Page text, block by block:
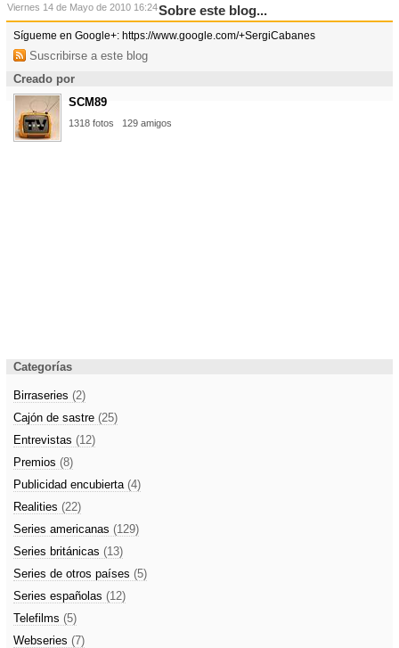
Viernes 14 de Mayo de 2010 16:24Sobre este blog...
Sígueme en Google+: https://www.google.com/+SergiCabanes
Suscribirse a este blog
Creado por
SCM89
1318 fotos 129 amigos
Categorías
Birraseries (2)
Cajón de sastre (25)
Entrevistas (12)
Premios (8)
Publicidad encubierta (4)
Realities (22)
Series americanas (129)
Series británicas (13)
Series de otros países (5)
Series españolas (12)
Telefilms (5)
Webseries (7)